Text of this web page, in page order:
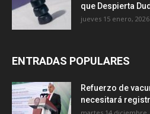
que Despierta
jueves 15 enero, 2026
ENTRADAS POPULARES
Refuerzo de
necesitará